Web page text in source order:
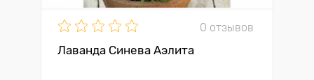
0 отзывов
Лаванда Синева Аэлита